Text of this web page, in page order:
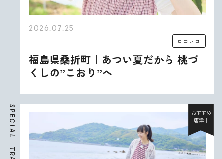
2026.07.25
ロコレコ
福島県桑折町｜あつい夏だから 桃づ
くしの”こおり”へ
S
P
E
C
I
A
L
T
R
おすすめ
唐津市